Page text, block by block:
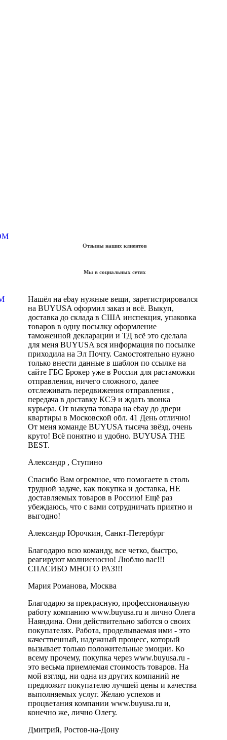
Отзывы наших клиентов
Мы в социальных сетях
Нашёл на ebay нужные вещи, зарегистрировался
на BUYUSA оформил заказ и всё. Выкуп,
доставка до склада в США инспекция, упаковка
товаров в одну посылку оформление
таможенной декларации и ТД всё это сделала
для меня BUYUSA вся информация по посылке
приходила на Эл Почту. Самостоятельно нужно
только внести данные в шаблон по ссылке на
сайте ГБС Брокер уже в России для растаможки
отправления, ничего сложного, далее
отслеживать передвижения отправления ,
передача в доставку КСЭ и ждать звонка
курьера. От выкупа товара на ebay до двери
квартиры в Московской обл. 41 День отлично!
От меня команде BUYUSA тысяча звёзд, очень
круто! Всё понятно и удобно. BUYUSA THE
BEST.
Александр , Ступино
Спасибо Вам огромное, что помогаете в столь
трудной задаче, как покупка и доставка, НЕ
доставляемых товаров в Россию! Ещё раз
убеждаюсь, что с вами сотрудничать приятно и
выгодно!
Александр Юрочкин, Санкт-Петербург
Благодарю всю команду, все четко, быстро,
реагируют молниеносно! Люблю вас!!!
СПАСИБО МНОГО РАЗ!!!
Мария Романова, Москва
Благодарю за прекрасную, профессиональную
работу компанию www.buyusa.ru и лично Олега
Наяндина. Они действительно заботся о своих
покупателях. Работа, проделываемая ими - это
качественный, надежный процесс, который
вызывает только положительные эмоции. Ко
всему прочему, покупка через www.buyusa.ru -
это весьма приемлемая стоимость товаров. На
мой взгляд, ни одна из других компаний не
предложит покупателю лучшей цены и качества
выполняемых услуг. Желаю успехов и
процветания компании www.buyusa.ru и,
конечно же, лично Олегу.
Дмитрий, Ростов-на-Дону